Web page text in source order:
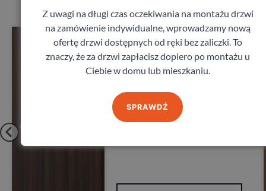
Drzwi Porta Akustyczne
27db
Porta
1 641,60zł z VAT
Z uwagi na długi czas oczekiwania na montażu drzwi
na zamówienie indywidualne, wprowadzamy nową
ofertę drzwi dostępnych od ręki bez zaliczki. To
znaczy, że za drzwi zapłacisz dopiero po montażu u
Ciebie w domu lub mieszkaniu.
SPRAWDŹ